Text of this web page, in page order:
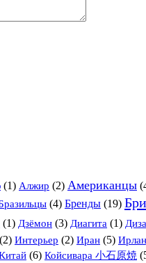
(1) Алжир (2) Американцы
(4) Бренды (19)
(1) Дзёмон (3) Диагита (1)
(2) Интерьер (2) Иран (5)
(6) Койсивара 小石原焼